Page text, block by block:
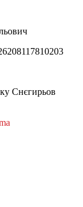
Снєгирьов